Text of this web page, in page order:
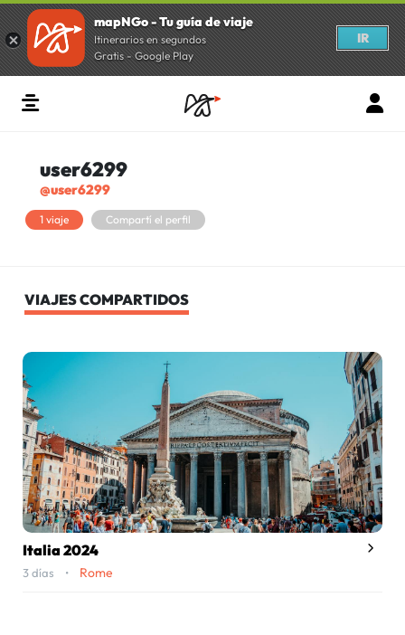
mapNGo - Tu guía de viaje
Itinerarios en segundos
Gratis - Google Play
IR
user6299
@user6299
1 viaje Compartí el perfil
VIAJES COMPARTIDOS
Italia 2024
3 días • Rome